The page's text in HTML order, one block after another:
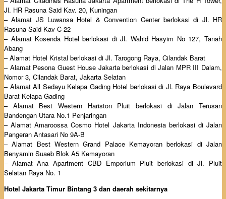
Jl. HR Rasuna Said Kav. 20, Kuningan
– Alamat JS Luwansa Hotel & Convention Center berlokasi di Jl. HR
Rasuna Said Kav C-22
– Alamat Kosenda Hotel berlokasi di Jl. Wahid Hasyim No 127, Tanah
Abang
– Alamat Hotel Kristal berlokasi di Jl. Tarogong Raya, Cilandak Barat
– Alamat Pesona Guest House Jakarta berlokasi di Jalan MPR III Dalam,
Nomor 3, Cilandak Barat, Jakarta Selatan
– Alamat All Sedayu Kelapa Gading Hotel berlokasi di Jl. Raya Boulevard
Barat Kelapa Gading
– Alamat Best Western Hariston Pluit berlokasi di Jalan Terusan
Bandengan Utara No.1 Penjaringan
– Alamat Amaroossa Cosmo Hotel Jakarta Indonesia berlokasi di Jalan
Pangeran Antasari No 9A-B
– Alamat Best Western Grand Palace Kemayoran berlokasi di Jalan
Benyamin Suaeb Blok A5 Kemayoran
– Alamat Ana Apartment CBD Emporium Pluit berlokasi di Jl. Pluit
Selatan Raya No. 1
Hotel Jakarta Timur Bintang 3 dan daerah sekitarnya